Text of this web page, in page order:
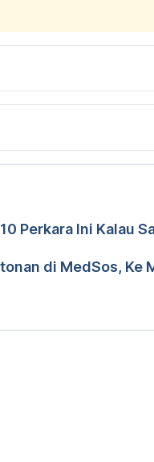
share. http://
oleh Dr. Aisyah
Perkara Ini Kalau
di MedSos, Ke